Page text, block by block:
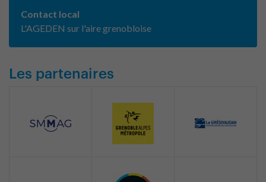
Contact local
L'AGEDEN sur l'aire grenobloise
Les partenaires